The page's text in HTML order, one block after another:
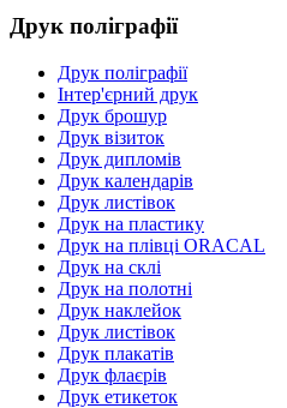
Друк поліграфії
Друк поліграфії
Інтер'єрний друк
Друк брошур
Друк візиток
Друк дипломів
Друк календарів
Друк листівок
Друк на пластику
Друк на плівці ORACAL
Друк на склі
Друк на полотні
Друк наклейок
Друк листівок
Друк плакатів
Друк флаєрів
Друк етикеток